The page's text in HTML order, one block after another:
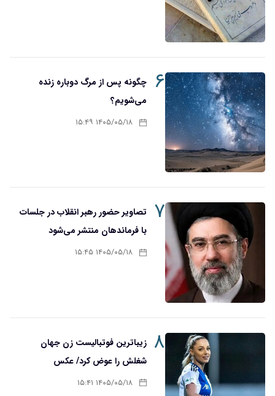
۶
چگونه پس از مرگ دوباره زنده
می‌شویم؟
۱۴۰۵/۰۵/۱۸ ۱۵:۴۹
۷
تصاویر حضور رهبر انقلاب در جلسات
با فرماندهان منتشر می‌شود
۱۴۰۵/۰۵/۱۸ ۱۵:۴۵
۸ زیباترین فوتبالیست زن جهان
شغلش را عوض کرد/ عکس
۱۴۰۵/۰۵/۱۸ ۱۵:۴۱